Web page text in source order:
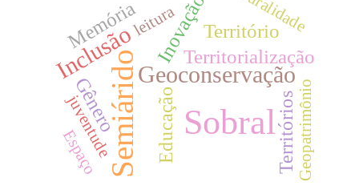
Sobral
SemiáridoGeoconservação
Inclusão
Educação Territórios
Gênero
Territorialização
Inovação
Memória Território
Geopatrimônio
juventude
leitura
Espaço